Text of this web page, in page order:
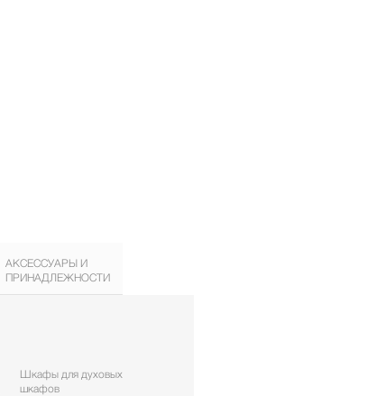
АКСЕССУАРЫ И
ПРИНАДЛЕЖНОСТИ
Шкафы для духовых
шкафов